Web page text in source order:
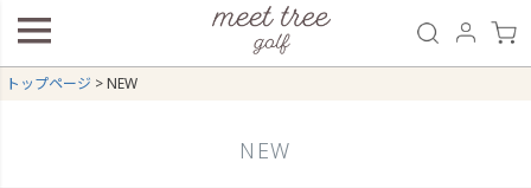
トップページ NEW
NEW